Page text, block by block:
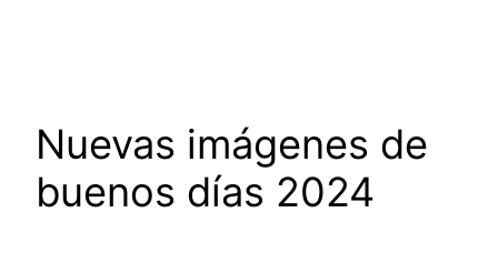
Nuevas imágenes de
buenos días 2024